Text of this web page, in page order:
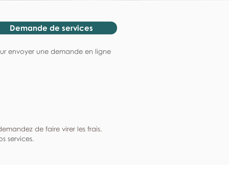
Demande de services
envoyer une demande en ligne
de faire virer les frais.
services.